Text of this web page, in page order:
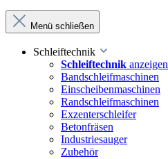
Menü schließen
Schleiftechnik
Schleiftechnik anzeigen
Bandschleifmaschinen
Einscheibenmaschinen
Randschleifmaschinen
Exzenterschleifer
Betonfräsen
Industriesauger
Zubehör